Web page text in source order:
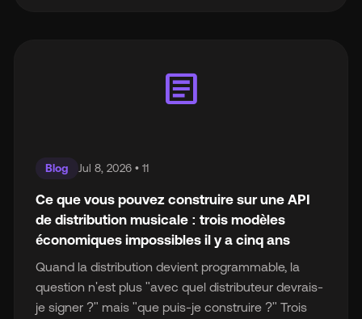
article
Blog Jul 8, 2026 • 11
Ce que vous pouvez construire sur une API
de distribution musicale : trois modèles
économiques impossibles il y a cinq ans
Quand la distribution devient programmable, la
question n'est plus "avec quel distributeur devrais-
je signer ?" mais "que puis-je construire ?" Trois